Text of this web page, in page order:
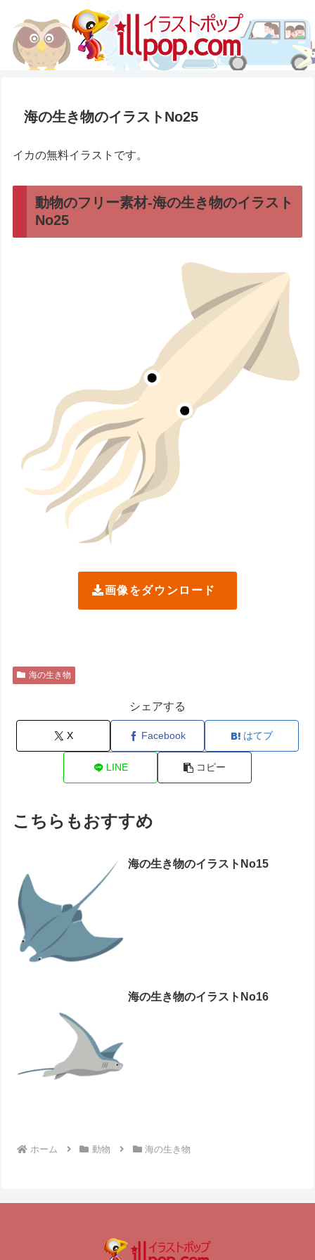
海の生き物のイラストNo25
イカの無料イラストです。
動物のフリー素材-海の生き物のイラスト
No25
画像をダウンロード
海の生き物
シェアする
X Facebook はてブ
LINE コピー
こちらもおすすめ
海の生き物のイラストNo15
海の生き物のイラストNo16
ホーム 動物 海の生き物